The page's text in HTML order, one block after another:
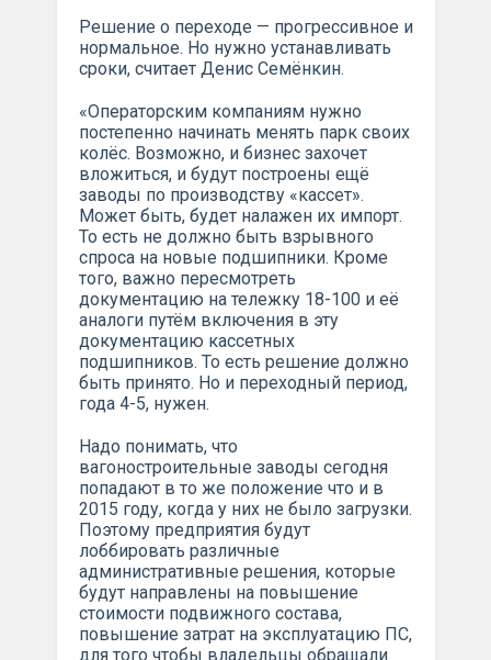
Решение о переходе — прогрессивное и
нормальное. Но нужно устанавливать
сроки, считает Денис Семёнкин.
«Операторским компаниям нужно
постепенно начинать менять парк своих
колёс. Возможно, и бизнес захочет
вложиться, и будут построены ещё
заводы по производству «кассет».
Может быть, будет налажен их импорт.
То есть не должно быть взрывного
спроса на новые подшипники. Кроме
того, важно пересмотреть
документацию на тележку 18-100 и её
аналоги путём включения в эту
документацию кассетных
подшипников. То есть решение должно
быть принято. Но и переходный период,
года 4-5, нужен.
Надо понимать, что
вагоностроительные заводы сегодня
попадают в то же положение что и в
2015 году, когда у них не было загрузки.
Поэтому предприятия будут
лоббировать различные
административные решения, которые
будут направлены на повышение
стоимости подвижного состава,
повышение затрат на эксплуатацию ПС,
для того чтобы владельцы обращали